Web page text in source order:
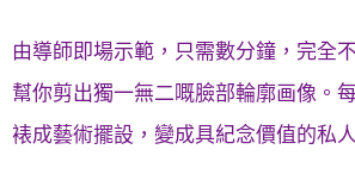
由導師即場示範，只需數分鐘，完全
幫你剪出獨一無二嘅臉部輪廓画像。
裱成藝術擺設，變成具紀念價值的私